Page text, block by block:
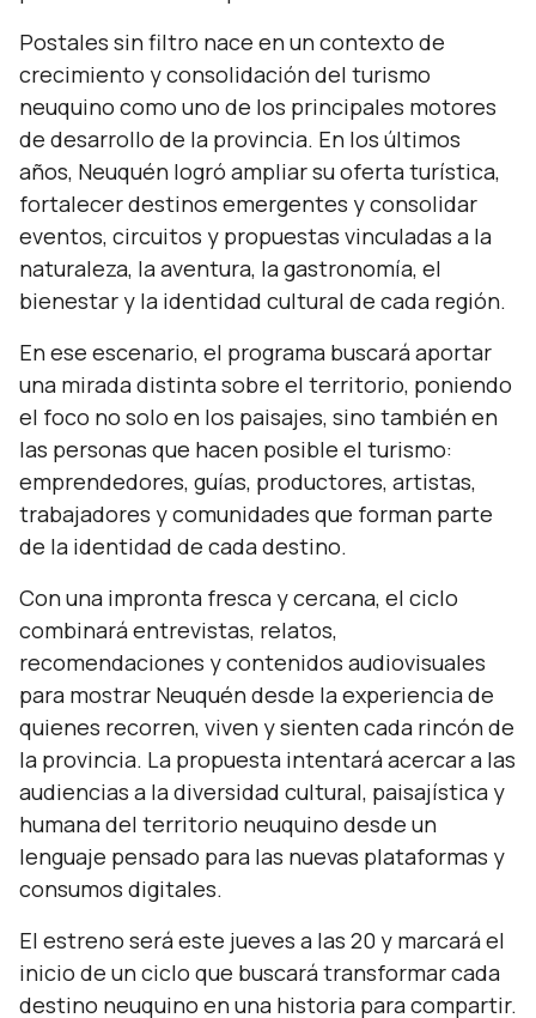
Postales sin filtro nace en un contexto de
crecimiento y consolidación del turismo
neuquino como uno de los principales motores
de desarrollo de la provincia. En los últimos
años, Neuquén logró ampliar su oferta turística,
fortalecer destinos emergentes y consolidar
eventos, circuitos y propuestas vinculadas a la
naturaleza, la aventura, la gastronomía, el
bienestar y la identidad cultural de cada región.
En ese escenario, el programa buscará aportar
una mirada distinta sobre el territorio, poniendo
el foco no solo en los paisajes, sino también en
las personas que hacen posible el turismo:
emprendedores, guías, productores, artistas,
trabajadores y comunidades que forman parte
de la identidad de cada destino.
Con una impronta fresca y cercana, el ciclo
combinará entrevistas, relatos,
recomendaciones y contenidos audiovisuales
para mostrar Neuquén desde la experiencia de
quienes recorren, viven y sienten cada rincón de
la provincia. La propuesta intentará acercar a las
audiencias a la diversidad cultural, paisajística y
humana del territorio neuquino desde un
lenguaje pensado para las nuevas plataformas y
consumos digitales.
El estreno será este jueves a las 20 y marcará el
inicio de un ciclo que buscará transformar cada
destino neuquino en una historia para compartir.